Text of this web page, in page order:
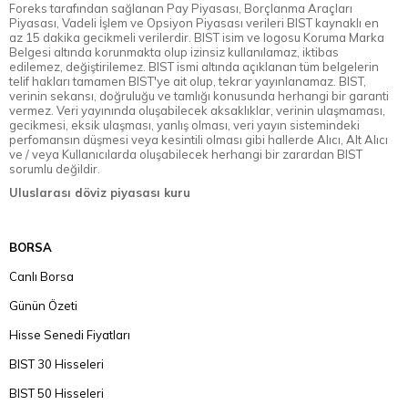
Foreks tarafından sağlanan Pay Piyasası, Borçlanma Araçları
Piyasası, Vadeli İşlem ve Opsiyon Piyasası verileri BIST kaynaklı en
az 15 dakika gecikmeli verilerdir. BIST isim ve logosu Koruma Marka
Belgesi altında korunmakta olup izinsiz kullanılamaz, iktibas
edilemez, değiştirilemez. BIST ismi altında açıklanan tüm belgelerin
telif hakları tamamen BIST'ye ait olup, tekrar yayınlanamaz. BIST,
verinin sekansı, doğruluğu ve tamlığı konusunda herhangi bir garanti
vermez. Veri yayınında oluşabilecek aksaklıklar, verinin ulaşmaması,
gecikmesi, eksik ulaşması, yanlış olması, veri yayın sistemindeki
perfomansın düşmesi veya kesintili olması gibi hallerde Alıcı, Alt Alıcı
ve / veya Kullanıcılarda oluşabilecek herhangi bir zarardan BIST
sorumlu değildir.
Uluslarası döviz piyasası kuru
BORSA
Canlı Borsa
Günün Özeti
Hisse Senedi Fiyatları
BIST 30 Hisseleri
BIST 50 Hisseleri